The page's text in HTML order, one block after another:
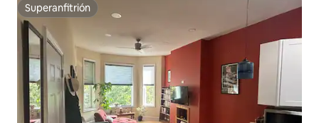
Superanfitrión
Superanfitrión